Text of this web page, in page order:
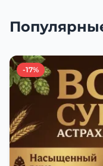
-17%